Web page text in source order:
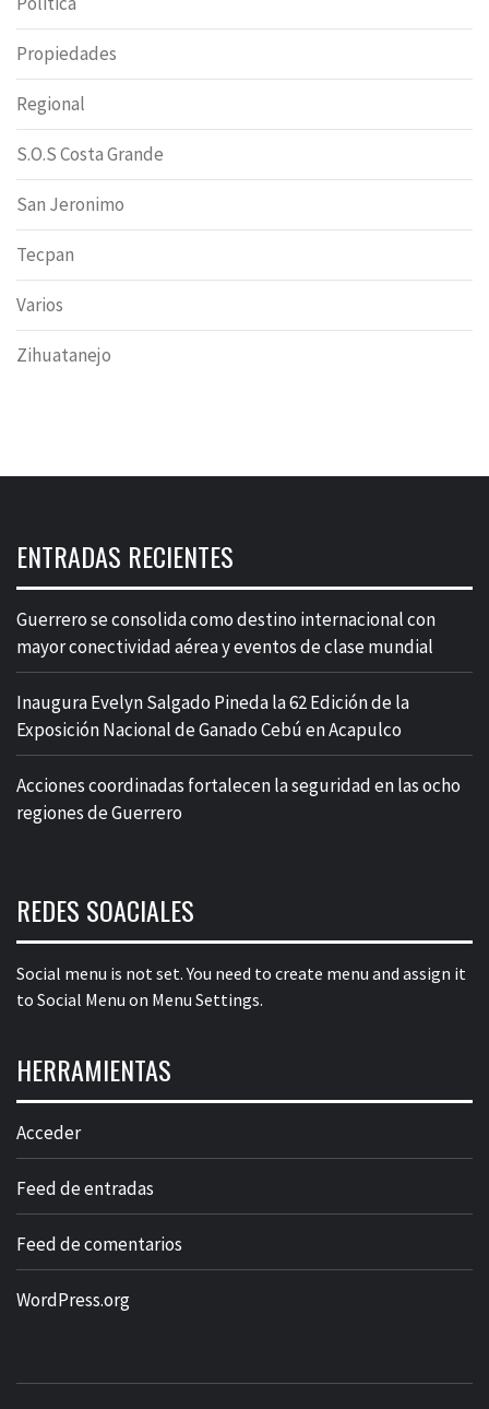
Propiedades
Regional
S.O.S Costa Grande
San Jeronimo
Tecpan
Varios
Zihuatanejo
ENTRADAS RECIENTES
Guerrero se consolida como destino internacional con
mayor conectividad aérea y eventos de clase mundial
Inaugura Evelyn Salgado Pineda la 62 Edición de la
Exposición Nacional de Ganado Cebú en Acapulco
Acciones coordinadas fortalecen la seguridad en las ocho
regiones de Guerrero
REDES SOACIALES
Social menu is not set. You need to create menu and assign it
to Social Menu on Menu Settings.
HERRAMIENTAS
Acceder
Feed de entradas
Feed de comentarios
WordPress.org